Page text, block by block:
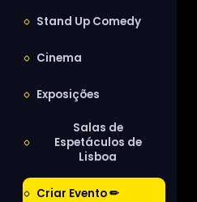
Stand Up Comedy
Cinema
Exposições
Salas de
Espetáculos de
Lisboa
Criar Evento ✏